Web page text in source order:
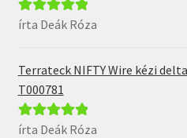
Értékelés: 5/
írta Deák Róza
Terrateck NIFTY Wire kézi
T000781
Értékelés: 5/
írta Deák Róza